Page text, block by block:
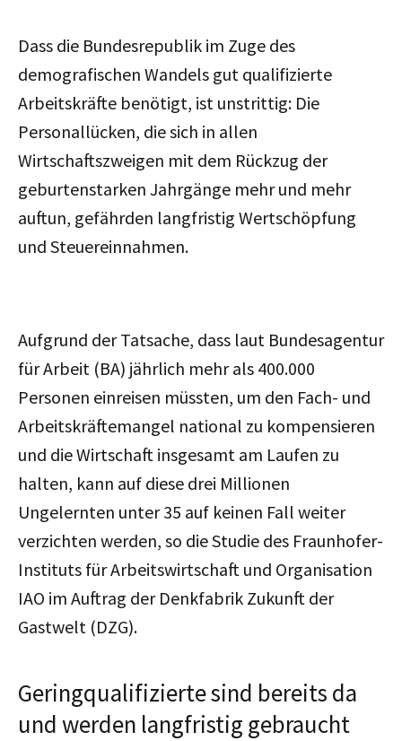
Dass die Bundesrepublik im Zuge des
demografischen Wandels gut qualifizierte
Arbeitskräfte benötigt, ist unstrittig: Die
Personallücken, die sich in allen
Wirtschaftszweigen mit dem Rückzug der
geburtenstarken Jahrgänge mehr und mehr
auftun, gefährden langfristig Wertschöpfung
und Steuereinnahmen.
Aufgrund der Tatsache, dass laut Bundesagentur
für Arbeit (BA) jährlich mehr als 400.000
Personen einreisen müssten, um den Fach- und
Arbeitskräftemangel national zu kompensieren
und die Wirtschaft insgesamt am Laufen zu
halten, kann auf diese drei Millionen
Ungelernten unter 35 auf keinen Fall weiter
verzichten werden, so die Studie des Fraunhofer-
Instituts für Arbeitswirtschaft und Organisation
IAO im Auftrag der Denkfabrik Zukunft der
Gastwelt (DZG).
Geringqualifizierte sind bereits da
und werden langfristig gebraucht